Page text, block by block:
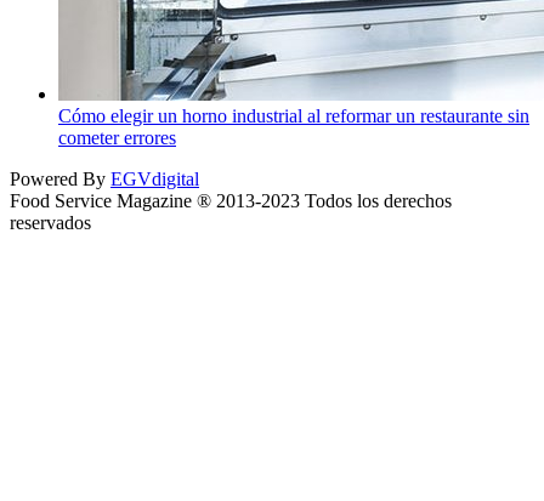
Cómo elegir un horno industrial al reformar un restaurante sin
cometer errores
Powered By EGVdigital
Food Service Magazine ® 2013-2023 Todos los derechos
reservados